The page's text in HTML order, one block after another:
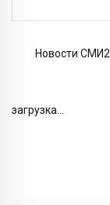
Новости СМИ2
загрузка...